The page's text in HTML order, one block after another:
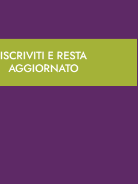
ISCRIVITI E RESTA
AGGIORNATO